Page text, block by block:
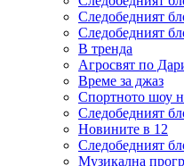
Следобедният
Следобедният
В тренда
Агросвят по
Време за джаз
Спортното шоу
Следобедният
Новините в 12
Следобедният
Музикална